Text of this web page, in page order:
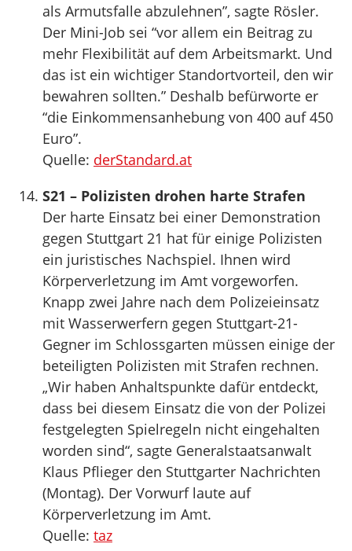
als Armutsfalle abzulehnen”, sagte Rösler.
Der Mini-Job sei “vor allem ein Beitrag zu
mehr Flexibilität auf dem Arbeitsmarkt. Und
das ist ein wichtiger Standortvorteil, den wir
bewahren sollten.” Deshalb befürworte er
“die Einkommensanhebung von 400 auf 450
Euro”.
Quelle: derStandard.at
S21 – Polizisten drohen harte Strafen
Der harte Einsatz bei einer Demonstration
gegen Stuttgart 21 hat für einige Polizisten
ein juristisches Nachspiel. Ihnen wird
Körperverletzung im Amt vorgeworfen.
Knapp zwei Jahre nach dem Polizeieinsatz
mit Wasserwerfern gegen Stuttgart-21-
Gegner im Schlossgarten müssen einige der
beteiligten Polizisten mit Strafen rechnen.
„Wir haben Anhaltspunkte dafür entdeckt,
dass bei diesem Einsatz die von der Polizei
festgelegten Spielregeln nicht eingehalten
worden sind“, sagte Generalstaatsanwalt
Klaus Pflieger den Stuttgarter Nachrichten
(Montag). Der Vorwurf laute auf
Körperverletzung im Amt.
Quelle: taz